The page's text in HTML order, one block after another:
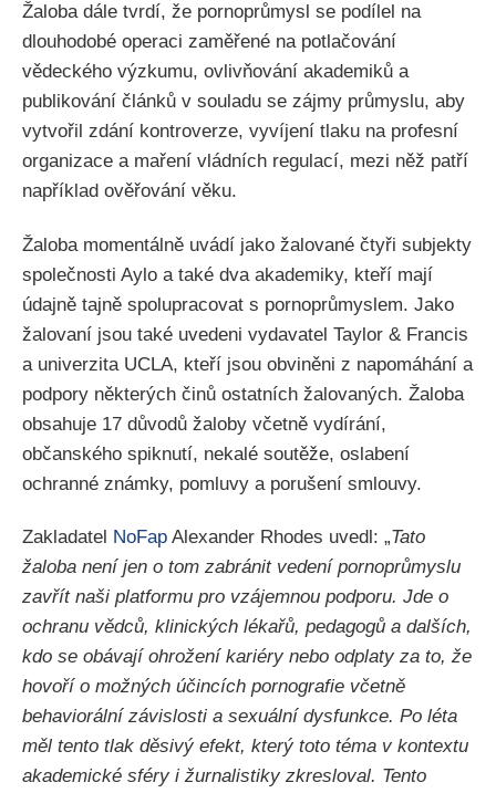
Žaloba dále tvrdí, že pornoprůmysl se podílel na
dlouhodobé operaci zaměřené na potlačování
vědeckého výzkumu, ovlivňování akademiků a
publikování článků v souladu se zájmy průmyslu, aby
vytvořil zdání kontroverze, vyvíjení tlaku na profesní
organizace a maření vládních regulací, mezi něž patří
například ověřování věku.
Žaloba momentálně uvádí jako žalované čtyři subjekty
společnosti Aylo a také dva akademiky, kteří mají
údajně tajně spolupracovat s pornoprůmyslem. Jako
žalovaní jsou také uvedeni vydavatel Taylor & Francis
a univerzita UCLA, kteří jsou obviněni z napomáhání a
podpory některých činů ostatních žalovaných. Žaloba
obsahuje 17 důvodů žaloby včetně vydírání,
občanského spiknutí, nekalé soutěže, oslabení
ochranné známky, pomluvy a porušení smlouvy.
Zakladatel NoFap Alexander Rhodes uvedl: „Tato
žaloba není jen o tom zabránit vedení pornoprůmyslu
zavřít naši platformu pro vzájemnou podporu. Jde o
ochranu vědců, klinických lékařů, pedagogů a dalších,
kdo se obávají ohrožení kariéry nebo odplaty za to, že
hovoří o možných účincích pornografie včetně
behaviorální závislosti a sexuální dysfunkce. Po léta
měl tento tlak děsivý efekt, který toto téma v kontextu
akademické sféry i žurnalistiky zkresloval. Tento